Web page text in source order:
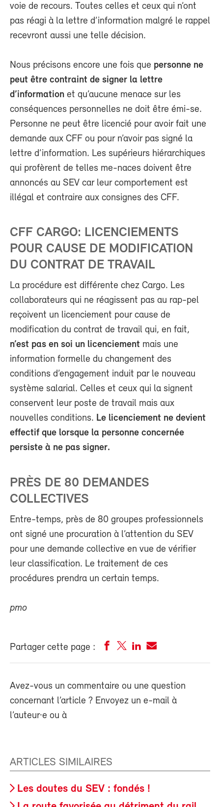
voie de recours. Toutes celles et ceux qui n’ont
pas réagi à la lettre d’information malgré le rappel
recevront aussi une telle décision.
Nous précisons encore une fois que personne ne
peut être contraint de signer la lettre
d’information et qu’aucune menace sur les
conséquences personnelles ne doit être émi-se.
Personne ne peut être licencié pour avoir fait une
demande aux CFF ou pour n’avoir pas signé la
lettre d’information. Les supérieurs hiérarchiques
qui profèrent de telles me-naces doivent être
annoncés au SEV car leur comportement est
illégal et contraire aux consignes des CFF.
CFF CARGO: LICENCIEMENTS
POUR CAUSE DE MODIFICATION
DU CONTRAT DE TRAVAIL
La procédure est différente chez Cargo. Les
collaborateurs qui ne réagissent pas au rap-pel
reçoivent un licenciement pour cause de
modification du contrat de travail qui, en fait,
n’est pas en soi un licenciement mais une
information formelle du changement des
conditions d’engagement induit par le nouveau
système salarial. Celles et ceux qui la signent
conservent leur poste de travail mais aux
nouvelles conditions. Le licenciement ne devient
effectif que lorsque la personne concernée
persiste à ne pas signer.
PRÈS DE 80 DEMANDES
COLLECTIVES
Entre-temps, près de 80 groupes professionnels
ont signé une procuration à l’attention du SEV
pour une demande collective en vue de vérifier
leur classification. Le traitement de ces
procédures prendra un certain temps.
pmo
Partager cette page :
Avez-vous un commentaire ou une question
concernant l’article ? Envoyez un e-mail à
l’auteur·e ou à
ARTICLES SIMILAIRES
Les doutes du SEV : fondés !